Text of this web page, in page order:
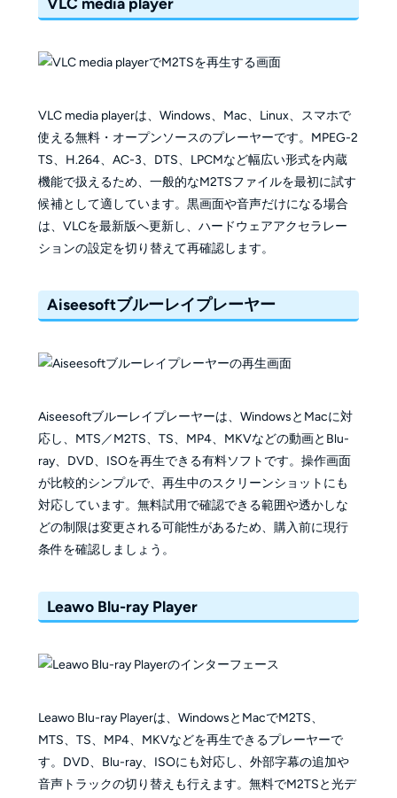
VLC media playerは、Windows、Mac、Linux、スマホで
使える無料・オープンソースのプレーヤーです。MPEG-2
TS、H.264、AC-3、DTS、LPCMなど幅広い形式を内蔵
機能で扱えるため、一般的なM2TSファイルを最初に試す
候補として適しています。黒画面や音声だけになる場合
は、VLCを最新版へ更新し、ハードウェアアクセラレー
ションの設定を切り替えて再確認します。
Aiseesoftブルーレイプレーヤー
Aiseesoftブルーレイプレーヤーは、WindowsとMacに対
応し、MTS／M2TS、TS、MP4、MKVなどの動画とBlu-
ray、DVD、ISOを再生できる有料ソフトです。操作画面
が比較的シンプルで、再生中のスクリーンショットにも
対応しています。無料試用で確認できる範囲や透かしな
どの制限は変更される可能性があるため、購入前に現行
条件を確認しましょう。
Leawo Blu-ray Player
Leawo Blu-ray Playerは、WindowsとMacでM2TS、
MTS、TS、MP4、MKVなどを再生できるプレーヤーで
す。DVD、Blu-ray、ISOにも対応し、外部字幕の追加や
音声トラックの切り替えも行えます。無料でM2TSと光デ